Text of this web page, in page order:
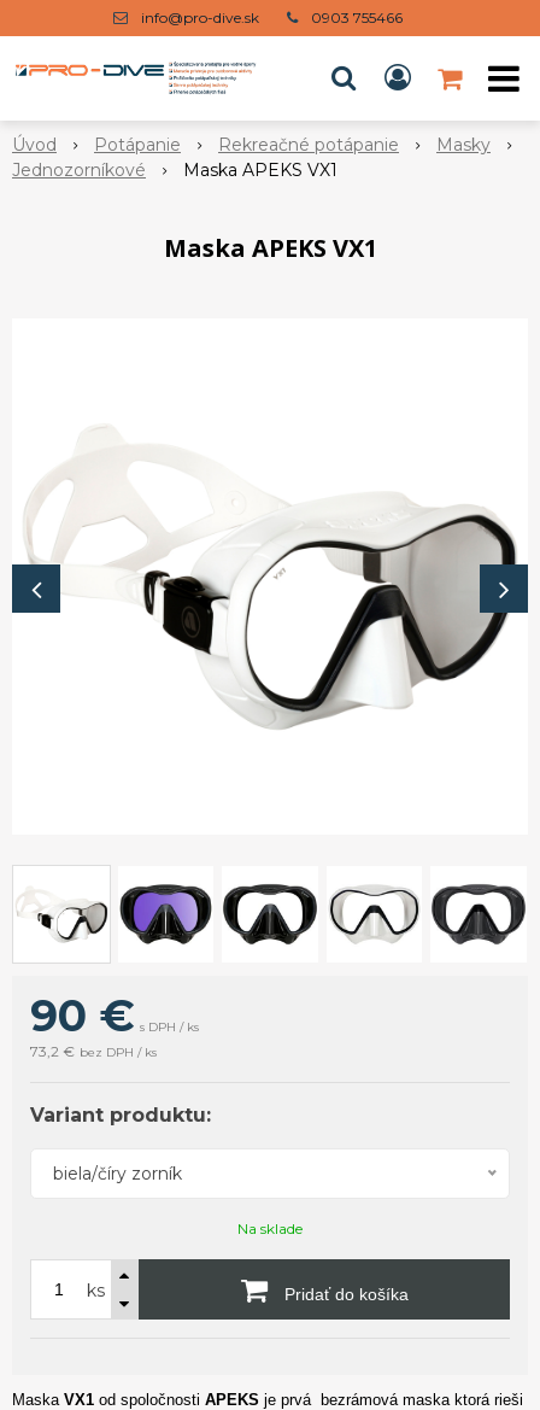
info@pro-dive.sk 0903 755466
Úvod Potápanie Rekreačné potápanie
Masky
Jednozorníkové
Maska APEKS VX1
Maska APEKS VX1
90 € s DPH / ks
73,2 € bez DPH / ks
Variant produktu:
biela/číry zorník
Na sklade
ks Pridať do košíka
Maska VX1 od spoločnosti APEKS je prvá bezrámová maska ktorá rieši